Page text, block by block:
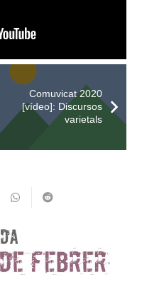
Comuvicat 2020
[vídeo]: Discursos
varietals